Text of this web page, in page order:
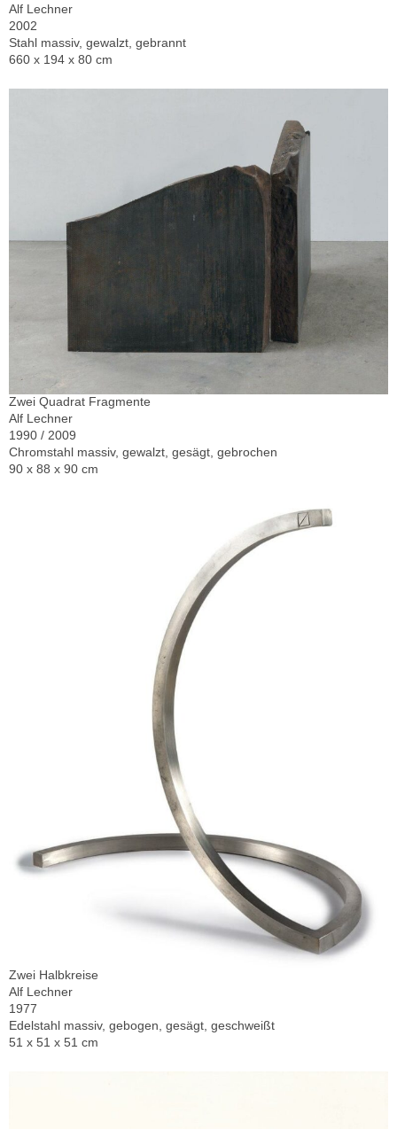
Alf Lechner
2002
Stahl massiv, gewalzt, gebrannt
660 x 194 x 80 cm
Zwei Quadrat Fragmente
Alf Lechner
1990 / 2009
Chromstahl massiv, gewalzt, gesägt, gebrochen
90 x 88 x 90 cm
Zwei Halbkreise
Alf Lechner
1977
Edelstahl massiv, gebogen, gesägt, geschweißt
51 x 51 x 51 cm